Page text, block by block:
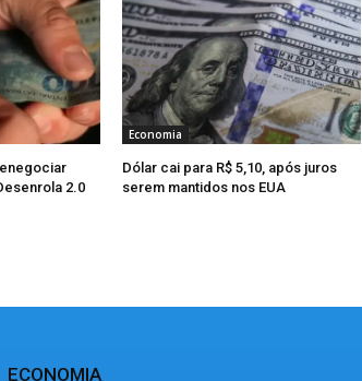
2.0
Economia
Dólar cai para R$ 5,10, após juros
serem mantidos nos EUA
ECONOMIA